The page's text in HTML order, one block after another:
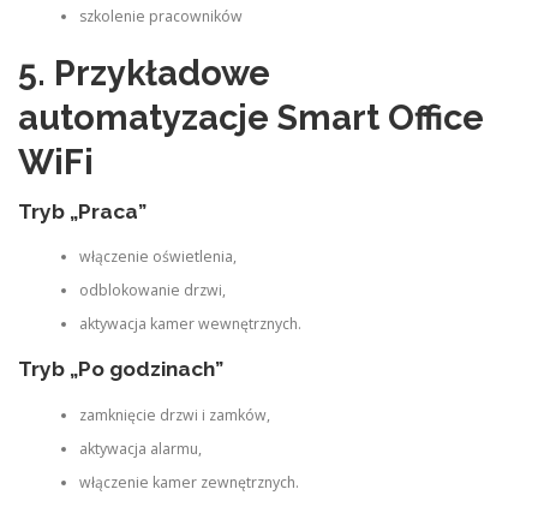
szkolenie pracowników
5. Przykładowe
automatyzacje Smart Office
WiFi
Tryb „Praca”
włączenie oświetlenia,
odblokowanie drzwi,
aktywacja kamer wewnętrznych.
Tryb „Po godzinach”
zamknięcie drzwi i zamków,
aktywacja alarmu,
włączenie kamer zewnętrznych.